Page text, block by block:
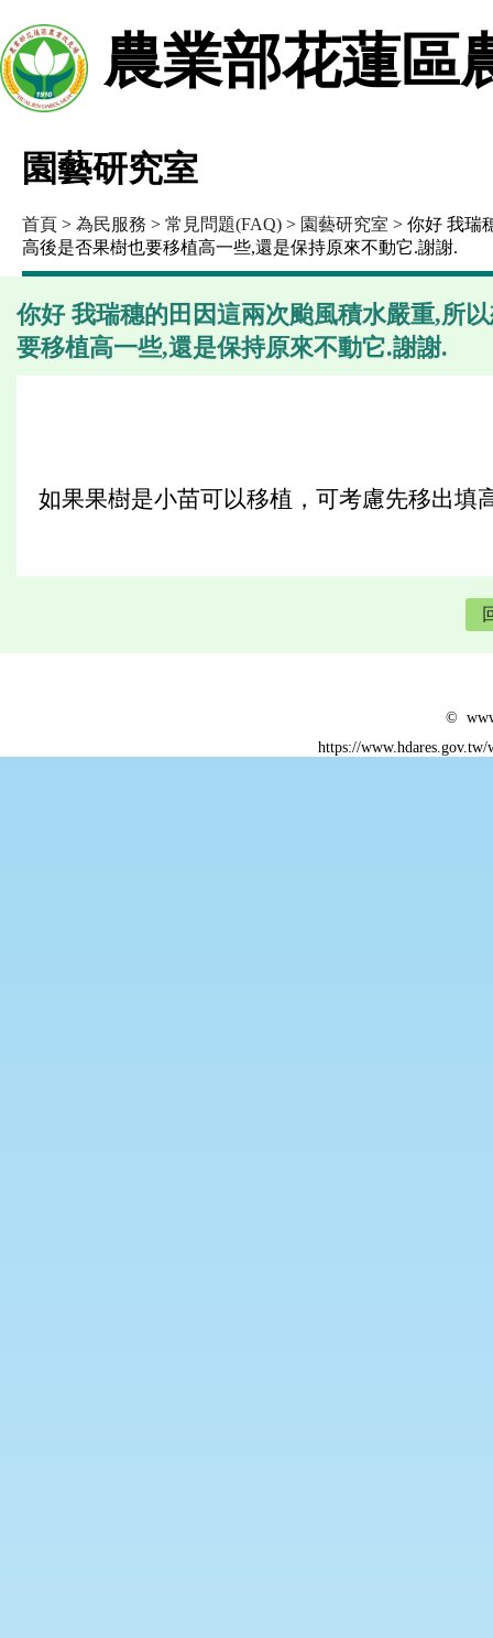
農業部花蓮區
園藝研究室
首頁 > 為民服務 > 常見問題(FAQ) > 園藝研究室 > 你好 我瑞
高後是否果樹也要移植高一些,還是保持原來不動它.謝謝.
你好 我瑞穗的田因這兩次颱風積水嚴重,所
要移植高一些,還是保持原來不動它.謝謝.
如果果樹是小苗可以移植，可考慮先移出填
©
https://www.hdares.gov.tw/